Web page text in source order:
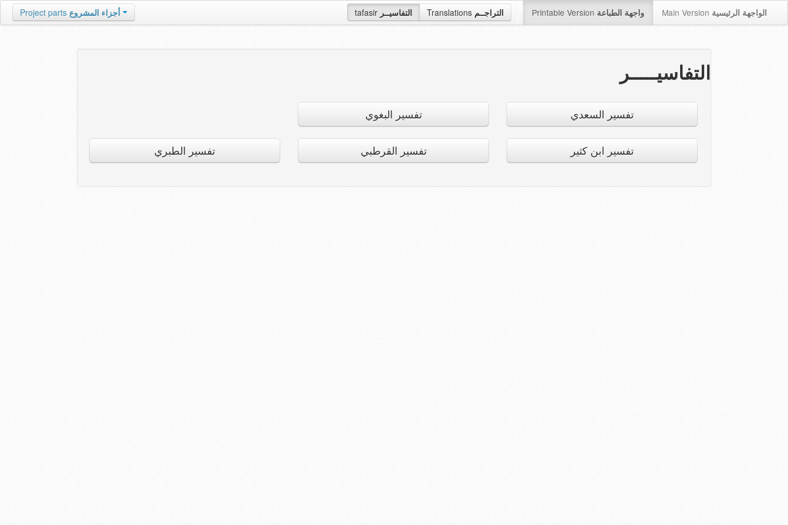
tafasir التفاسيــر Translations التراجــم Printable Version واجهة الطباعة Main Version الواجهة الرئيسية Project parts أجزاء المشروع
التفاسيـــــر
تفسير السعدي تفسير البغوي
تفسير ابن كثير تفسير القرطبي تفسير الطبري